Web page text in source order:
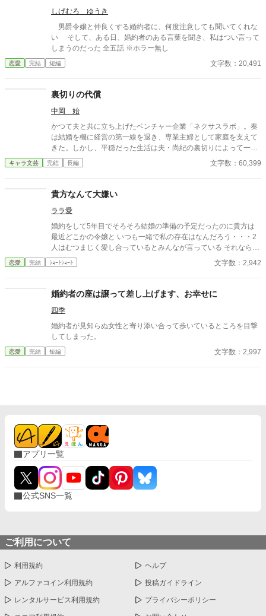
で……。
しげむろ ゆうき
男爵令嬢と仲良くする婚約者に、何度注意しても聞いてくれな
い そして、ある日、婚約者のある言葉を聞き、私はつい言って
しまうのだった 全五話 ※ホラー無し
恋愛 完結 短編 文字数：20,491
裏切りの代償
中岡 始
かつて夫と共に立ち上げたベンチャー企業「ネクサスラボ」。奏
は結婚を機に経営の第一線を退き、専業主婦として家庭を支えて
きた。しかし、平穏だった生活は夫・尚紀の裏切りによって一変
する。彼の部下であり不倫相手の優美が、会社を混乱に陥れつつ
あったのだ。 尚紀の冷たい態度と優美の挑発に苦しむ中、奏は再
め、かつての仲間や信頼できる協力者たちと連携しながら、会社
を立て直すための計画を進める奏。だが、それは尚紀と優美の野
望を徹底的に打ち砕く覚悟でもあった。 取締役会での対決、揺れ
る社内外の信頼、そして壊れた夫婦の絆の果てに待つのは――。
自分の誇りと未来を取り戻すため、すべてを賭けて挑む奏の闘
い。復讐の果てに見える新たな希望と、繊細な人間ドラマが交錯
キャラ文芸 完結 長編 文字数：60,399
貴方なんて大嫌い
ララ愛
婚約をして5年目でそろそろ結婚の準備の予定だったのに貴方は
最近どこかの令嬢と いつも一緒で私の存在はなんだろう・・・2
人はむつまじく愛し合っているとみんなが言っている それなら私
はもういいです・・・貴方なんて大嫌い
恋愛 完結 ｼｮｰﾄｼｮｰﾄ 文字数：2,942
婚約者の座は譲って差し上げます、お幸せに
四季
婚約者が見知らぬ女性と寄り添い合って歩いているところを目撃
してしまった。
恋愛 完結 短編 文字数：2,997
アプリ一覧
公式SNS一覧
ご利用について
利用規約 ヘルプ
アルファコイン利用規約 投稿ガイドライン
レンタルサービス利用規約 プライバシーポリシー